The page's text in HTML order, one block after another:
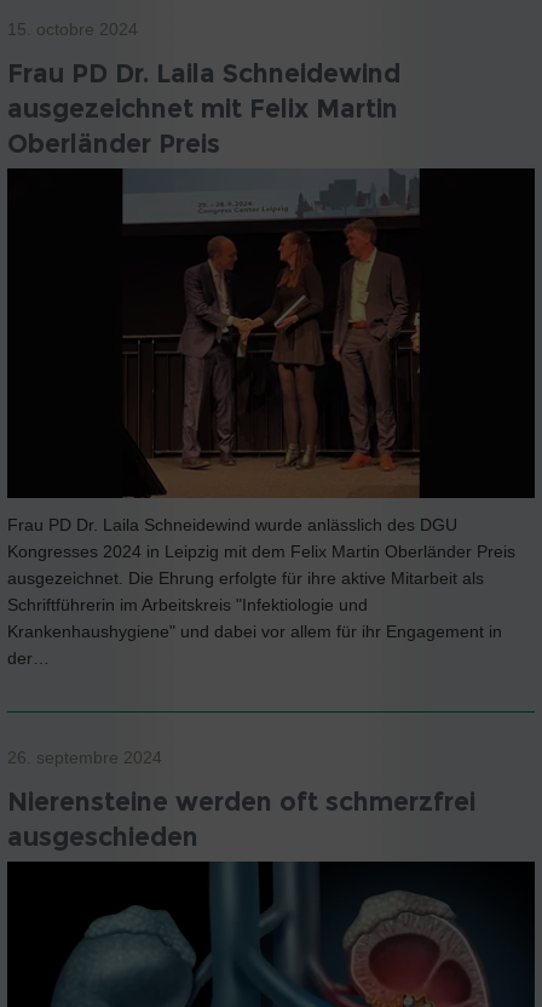
15. octobre 2024
Frau PD Dr. Laila Schneidewind
ausgezeichnet mit Felix Martin
Oberländer Preis
Frau PD Dr. Laila Schneidewind wurde anlässlich des DGU
Kongresses 2024 in Leipzig mit dem Felix Martin Oberländer Preis
ausgezeichnet. Die Ehrung erfolgte für ihre aktive Mitarbeit als
Schriftführerin im Arbeitskreis "Infektiologie und
Krankenhaushygiene" und dabei vor allem für ihr Engagement in
der…
26. septembre 2024
Nierensteine werden oft schmerzfrei
ausgeschieden